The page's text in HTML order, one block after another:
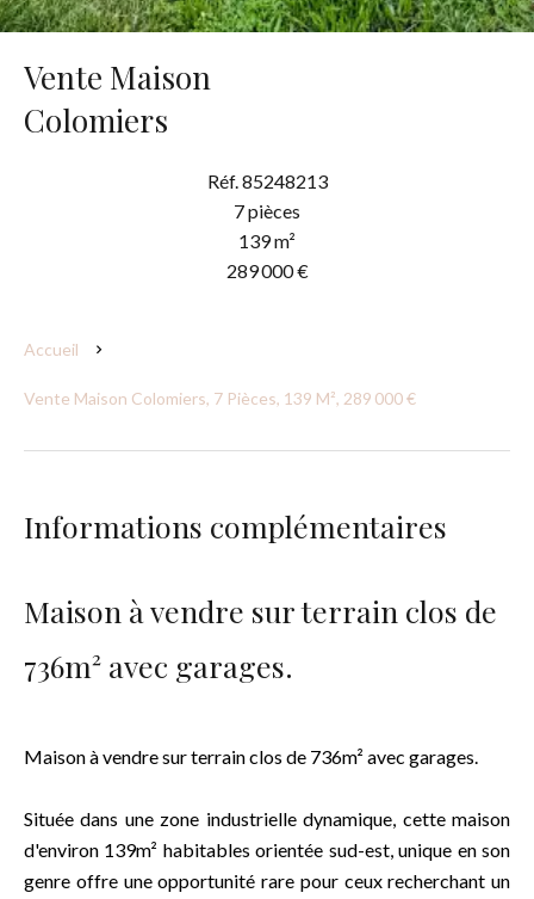
Vente Maison
Colomiers
Réf. 85248213
7 pièces
139 m²
289 000 €
Accueil
Vente Maison Colomiers, 7 Pièces, 139 M², 289 000 €
Informations complémentaires
Maison à vendre sur terrain clos de
736m² avec garages.
Maison à vendre sur terrain clos de 736m² avec garages.
Située dans une zone industrielle dynamique, cette maison
d'environ 139m² habitables orientée sud-est, unique en son
genre offre une opportunité rare pour ceux recherchant un